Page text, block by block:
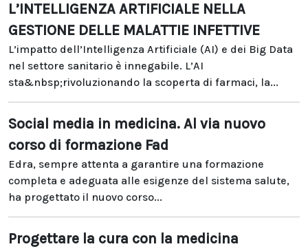
L’INTELLIGENZA ARTIFICIALE NELLA
GESTIONE DELLE MALATTIE INFETTIVE
L’impatto dell’Intelligenza Artificiale (AI) e dei Big Data
nel settore sanitario è innegabile. L’AI
sta&nbsp;rivoluzionando la scoperta di farmaci, la...
Social media in medicina. Al via nuovo
corso di formazione Fad
Edra, sempre attenta a garantire una formazione
completa e adeguata alle esigenze del sistema salute,
ha progettato il nuovo corso...
Progettare la cura con la medicina